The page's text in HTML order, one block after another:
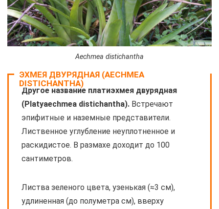
Aechmea distichantha
ЭХМЕЯ ДВУРЯДНАЯ (AECHMEA
DISTICHANTHA)
Другое название платиэхмея двурядная
(Platyaechmea distichantha). Встречают
эпифитные и наземные представители.
Лиственное углубление неуплотненное и
раскидистое. В размахе доходит до 100
сантиметров.
Листва зеленого цвета, узенькая (≈3 см),
удлиненная (до полуметра см), вверху